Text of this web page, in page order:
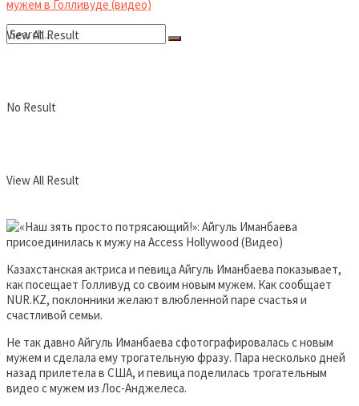
No Result
View All Result
View All Result
Казахстанская актриса и певица Айгуль Иманбаева показывает,
как посещает Голливуд со своим новым мужем. Как сообщает
NUR.KZ, поклонники желают влюбленной паре счастья и
счастливой семьи.
Не так давно Айгуль Иманбаева сфотографировалась с новым
мужем и сделала ему трогательную фразу. Пара несколько дней
назад прилетела в США, и певица поделилась трогательным
видео с мужем из Лос-Анджелеса.